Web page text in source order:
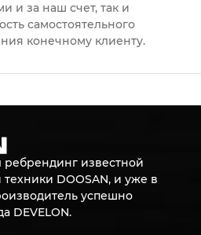
и за наш счет, так и
самостоятельного
конечному клиенту.
ребрендинг известной
DOOSAN, и уже в
успешно
DEVELON.